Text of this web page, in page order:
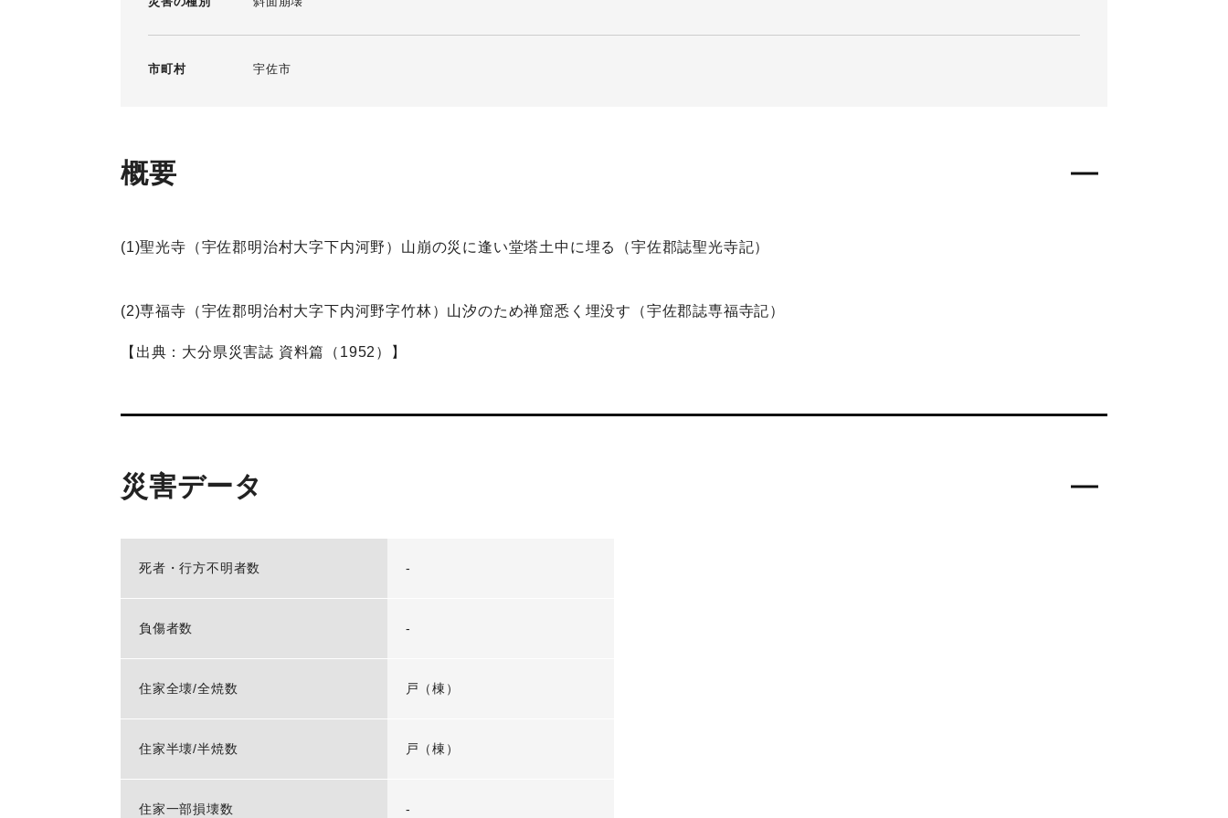
市町村 宇佐市
概要
(1)聖光寺（宇佐郡明治村大字下内河野）山崩の災に逢い堂塔土中に埋る（宇佐郡誌聖光寺記）
(2)専福寺（宇佐郡明治村大字下内河野字竹林）山汐のため禅窟悉く埋没す（宇佐郡誌専福寺記）
【出典：大分県災害誌 資料篇（1952）】
災害データ
死者・行方不明者数 -
負傷者数 -
住家全壊/全焼数 戸（棟）
住家半壊/半焼数 戸（棟）
住家一部損壊数 -